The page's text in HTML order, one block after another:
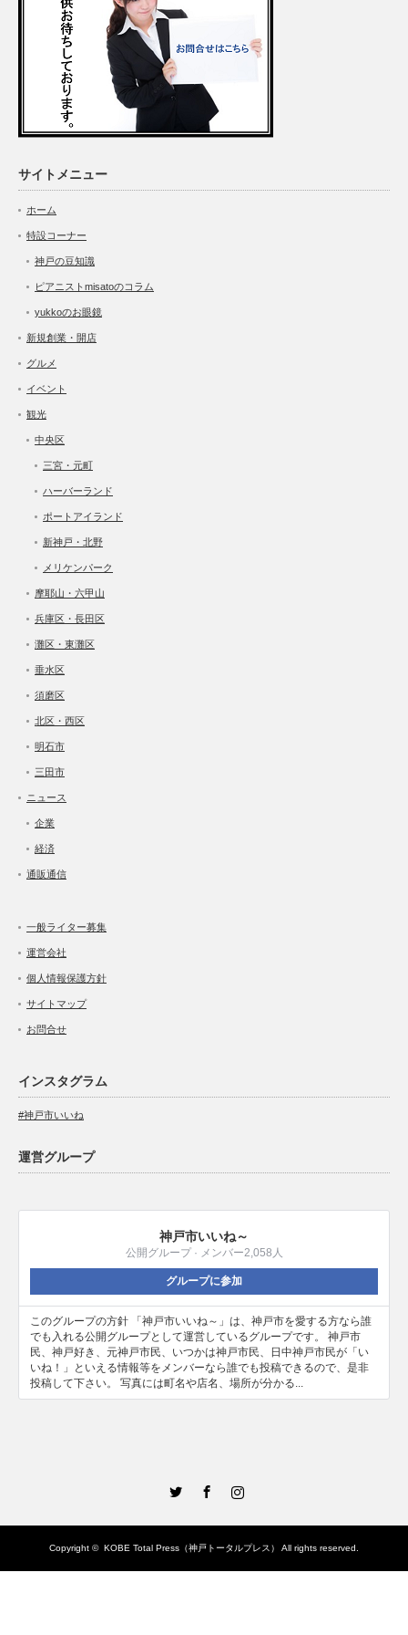
サイトメニュー
ホーム
特設コーナー
神戸の豆知識
ピアニストmisatoのコラム
yukkoのお眼鏡
新規創業・開店
グルメ
イベント
観光
中央区
三宮・元町
ハーバーランド
ポートアイランド
新神戸・北野
メリケンパーク
摩耶山・六甲山
兵庫区・長田区
灘区・東灘区
垂水区
須磨区
北区・西区
明石市
三田市
ニュース
企業
経済
通販通信
一般ライター募集
運営会社
個人情報保護方針
サイトマップ
お問合せ
インスタグラム
#神戸市いいね
運営グループ
神戸市いいね～
公開グループ · メンバー2,058人
グループに参加
このグループの方針 「神戸市いいね～」は、神戸市を愛する方なら誰
でも入れる公開グループとして運営しているグループです。 神戸市
民、神戸好き、元神戸市民、いつかは神戸市民、日中神戸市民が「い
いね！」といえる情報等をメンバーなら誰でも投稿できるので、是非
投稿して下さい。 写真には町名や店名、場所が分かる...
Copyright © KOBE Total Press（神戸トータルプレス） All rights reserved.